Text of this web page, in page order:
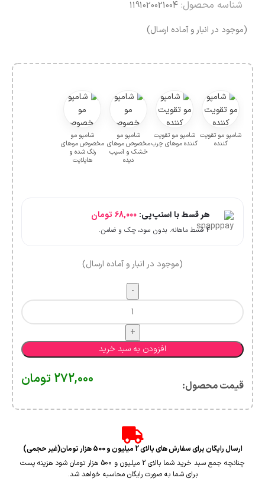
شناسه محصول: 1191020021004
(موجود در انبار و آماده ارسال)
شامپو مو تقویت
کننده
شامپو مو تقویت
کننده موهای چرب
شامپو مو
مخصوص موهای
خشک و آسیب
دیده
شامپو مو
مخصوص موهای
رنگ شده و
هایلایت
هر قسط با اسنپ‌پی: 68,000 تومان
۴ قسط ماهانه. بدون سود، چک و ضامن.
(موجود در انبار و آماده ارسال)
افزودن به سبد خرید
قیمت محصول:​ 272,000 تومان
ارسال رایگان برای سفارش های بالای 2 میلیون و 500 هزار تومان(غیر حجمی)
چنانچه جمع سبد خرید شما بالای 2 میلیون و 500 هزار تومان شود هزینه پست
برای شما به صورت رایگان محاسبه خواهد شد.